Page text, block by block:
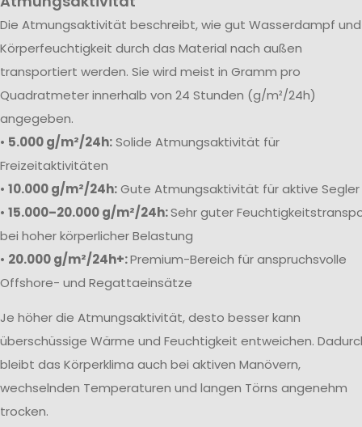
Die Atmungsaktivität beschreibt, wie gut Wasserdampf und
Körperfeuchtigkeit durch das Material nach außen
transportiert werden. Sie wird meist in Gramm pro
Quadratmeter innerhalb von 24 Stunden (g/m²/24h)
angegeben.
• 5.000 g/m²/24h:Solide Atmungsaktivität für
Freizeitaktivitäten
• 10.000 g/m²/24h:Gute Atmungsaktivität für aktive Segler
• 15.000–20.000 g/m²/24h:Sehr guter
bei hoher körperlicher Belastung
• 20.000 g/m²/24h+:Premium-Bereich für anspruchsvolle
Offshore- und Regattaeinsätze
Je höher die Atmungsaktivität, desto besser kann
überschüssige Wärme und Feuchtigkeit entweichen.
bleibt das Körperklima auch bei aktiven Manövern,
wechselnden Temperaturen und langen Törns angenehm
trocken.